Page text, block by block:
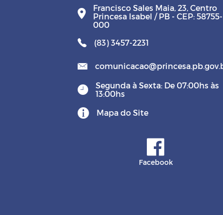
Francisco Sales Maia, 23, Centro
Princesa Isabel / PB - CEP: 58755-
000
(83) 3457-2231
Segunda à Sexta: De 07:00hs às
13:00hs
Mapa do Site
Facebook